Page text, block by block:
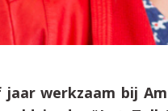
jaar werkzaam bij